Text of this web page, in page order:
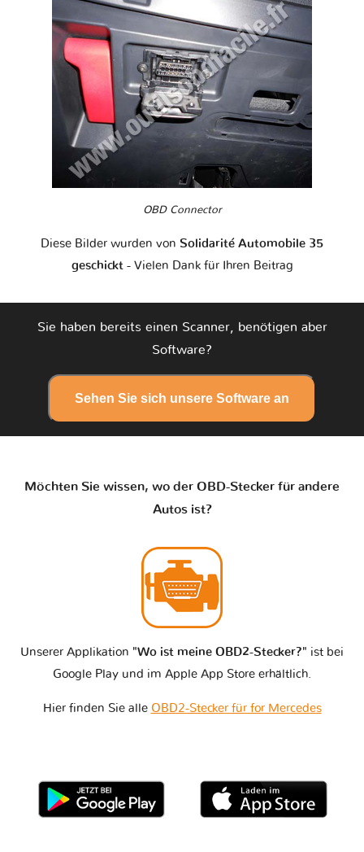
OBD Connector
Diese Bilder wurden von Solidarité Automobile 35
geschickt - Vielen Dank für Ihren Beitrag
Sie haben bereits einen Scanner, benötigen aber
Software?
Sehen Sie sich unsere Software an
Möchten Sie wissen, wo der OBD-Stecker für andere
Autos ist?
Unserer Applikation "Wo ist meine OBD2-Stecker?" ist bei
Google Play und im Apple App Store erhältlich.
Hier finden Sie alle OBD2-Stecker für for Mercedes